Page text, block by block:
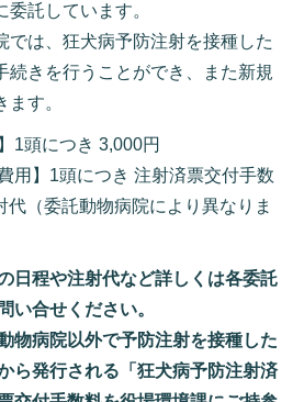
託しています。
では、狂犬病予防注射を接種した
続きを行うことができ、また新規
す。
1頭につき 3,000円
用】1頭につき 注射済票交付手数
代（委託動物病院により異なりま
日程や注射代など詳しくは各委託
い合せください。
物病院以外で予防注射を接種した
ら発行される「狂犬病予防注射済